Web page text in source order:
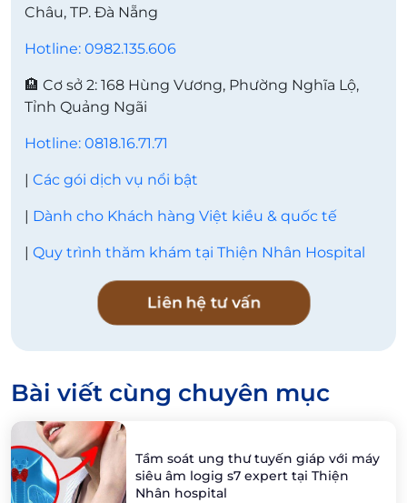
Châu, TP. Đà Nẵng
Hotline: 0982.135.606
🏨 Cơ sở 2: 168 Hùng Vương, Phường Nghĩa Lộ,
Tỉnh Quảng Ngãi
Hotline: 0818.16.71.71
| Các gói dịch vụ nổi bật
| Dành cho Khách hàng Việt kiều & quốc tế
| Quy trình thăm khám tại Thiện Nhân Hospital
Liên hệ tư vấn
Bài viết cùng chuyên mục
Tầm soát ung thư tuyến giáp với máy
siêu âm logig s7 expert tại Thiện
Nhân hospital